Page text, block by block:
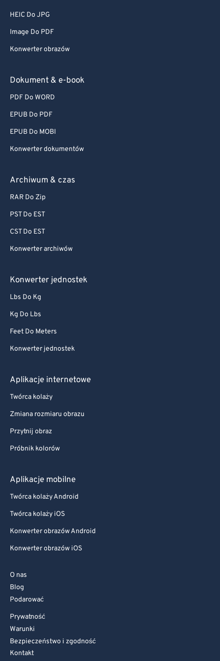
HEIC Do JPG
Image Do PDF
Konwerter obrazów
Dokument & e-book
PDF Do WORD
EPUB Do PDF
EPUB Do MOBI
Konwerter dokumentów
Archiwum & czas
RAR Do Zip
PST Do EST
CST Do EST
Konwerter archiwów
Konwerter jednostek
Lbs Do Kg
Kg Do Lbs
Feet Do Meters
Konwerter jednostek
Aplikacje internetowe
Twórca kolaży
Zmiana rozmiaru obrazu
Przytnij obraz
Próbnik kolorów
Aplikacje mobilne
Twórca kolaży Android
Twórca kolaży iOS
Konwerter obrazów Android
Konwerter obrazów iOS
O nas
Blog
Podarować
Prywatność
Warunki
Bezpieczeństwo i zgodność
Kontakt